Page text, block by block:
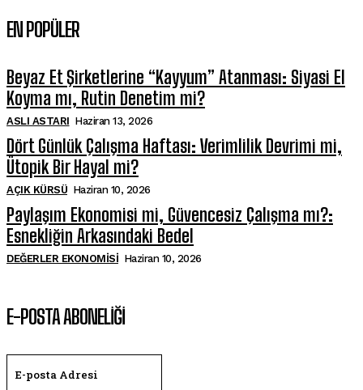
EN POPÜLER
Beyaz Et Şirketlerine “Kayyum” Atanması: Siyasi El
Koyma mı, Rutin Denetim mi?
ASLI ASTARI Haziran 13, 2026
Dört Günlük Çalışma Haftası: Verimlilik Devrimi mi,
Ütopik Bir Hayal mi?
AÇIK KÜRSÜ Haziran 10, 2026
Paylaşım Ekonomisi mi, Güvencesiz Çalışma mı?:
Esnekliğin Arkasındaki Bedel
DEĞERLER EKONOMISI Haziran 10, 2026
E-POSTA ABONELİĞİ